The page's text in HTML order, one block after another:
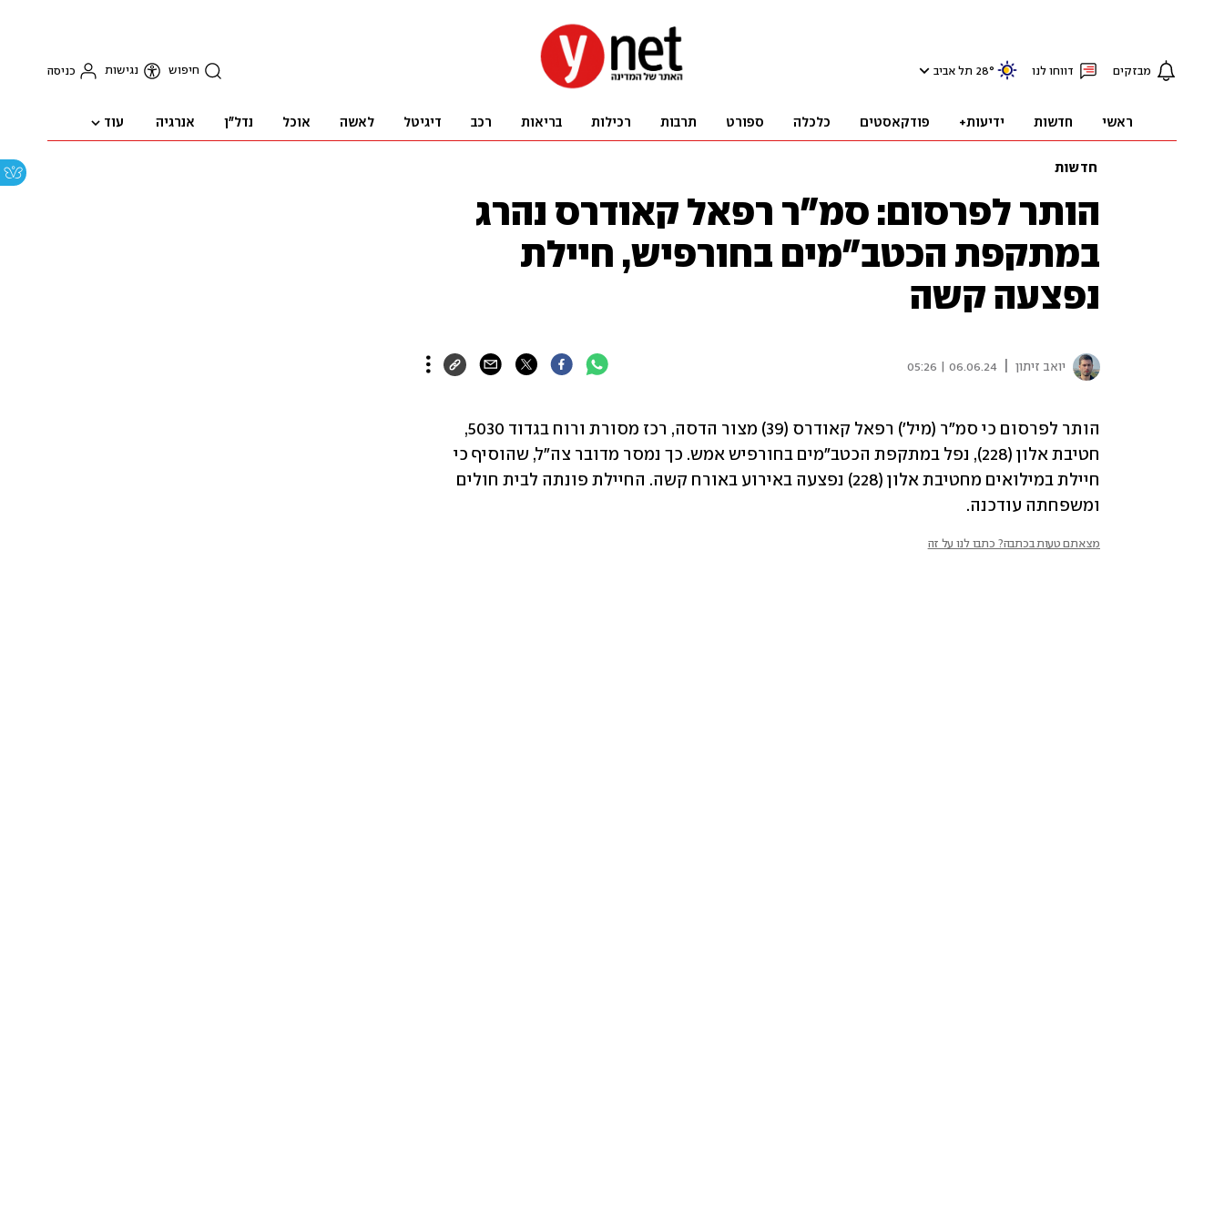
מבזקים דווחו לנו 28° תל אביב חיפוש נגישות כניסה
ראשי חדשות ידיעות+ פודקאסטים כלכלה ספורט תרבות רכילות בריאות רכב דיגיטל לאשה אוכל נדל"ן אנרגיה עוד
חדשות
הותר לפרסום: סמ"ר רפאל קאודרס נהרג
במתקפת הכטב"מים בחורפיש, חיילת
נפצעה קשה
יואב זיתון 06.06.24 | 05:26
ומשפחתה עודכנה.
מצאתם טעות בכתבה? כתבו לנו על זה